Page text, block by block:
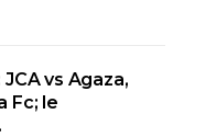
JCA vs Agaza,
Fc; le